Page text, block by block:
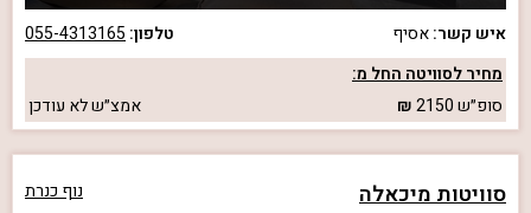
איש קשר:אסיף טלפון: 055-4313165
מחיר לסוויטה החל מ:
סופ״ש2150 אמצ״שלא עודכן
סוויטות מיכאלה נוף כנרת